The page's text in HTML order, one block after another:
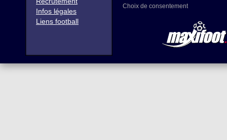
Infos légales
Liens football
Choix de consentement